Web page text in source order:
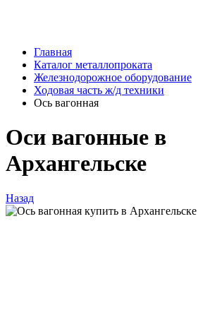
Главная
Каталог металлопроката
Железнодорожное оборудование
Ходовая часть ж/д техники
Ось вагонная
Оси вагонные в
Архангельске
Назад